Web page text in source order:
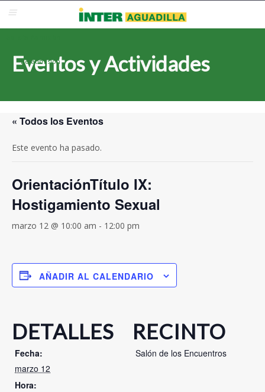
Correo Electrónico
Re-admisión
Eventos y Actividades
« Todos los Eventos
Este evento ha pasado.
OrientaciónTítulo IX:
Hostigamiento Sexual
marzo 12 @ 10:00 am - 12:00 pm
AÑADIR AL CALENDARIO
DETALLES
Fecha:
marzo 12
Hora:
RECINTO
Salón de los Encuentros